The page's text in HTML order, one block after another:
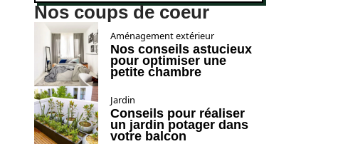
Nos coups de coeur
Aménagement extérieur
Nos conseils astucieux
pour optimiser une
petite chambre
Jardin
Conseils pour réaliser
un jardin potager dans
votre balcon